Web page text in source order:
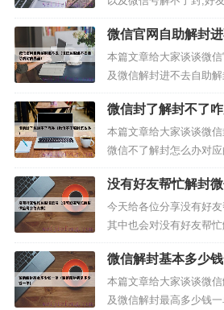
识点，希望对各位有所
喔。本文目录一览：1、
符合要求，明明是对的，
信解封账号好友辅...
微信官网自助解封
去自助解封的界面）
本篇文章给大家谈谈微
及微信解封进不去自助
希望对各位有所帮助，
目录一览：1、自助解封
我这边仍然无法登陆微
结束，请返回首页再...
微信封了解封不了
么办）
本篇文章给大家谈谈微
微信不了解封怎么办对
所帮助，不要忘了收藏
微信被封不可解封怎么办
3、微信账号自助解封不
怎么办永久封号...
没有好友帮忙解封
解封微信号会怎么
今天给各位分享没有好
其中也会对没有好友帮
解释，如果能碰巧解决
关注本站（微信解封平
录一览：1、微信号限制
解封吗?2、微信号...
微信解封基本多少
多少钱一单）
本篇文章给大家谈谈微
及微信解封最高多少钱